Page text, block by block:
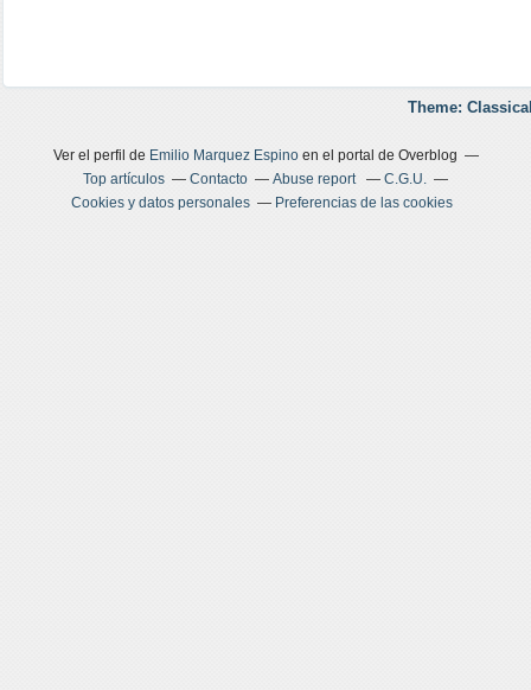
Theme:
Ver el perfil de Emilio Marquez Espinoen el portal de Overblog
Top artículos
Contacto Abuse report
C.G.U.
Cookies y datos personales
Preferencias de las cookies